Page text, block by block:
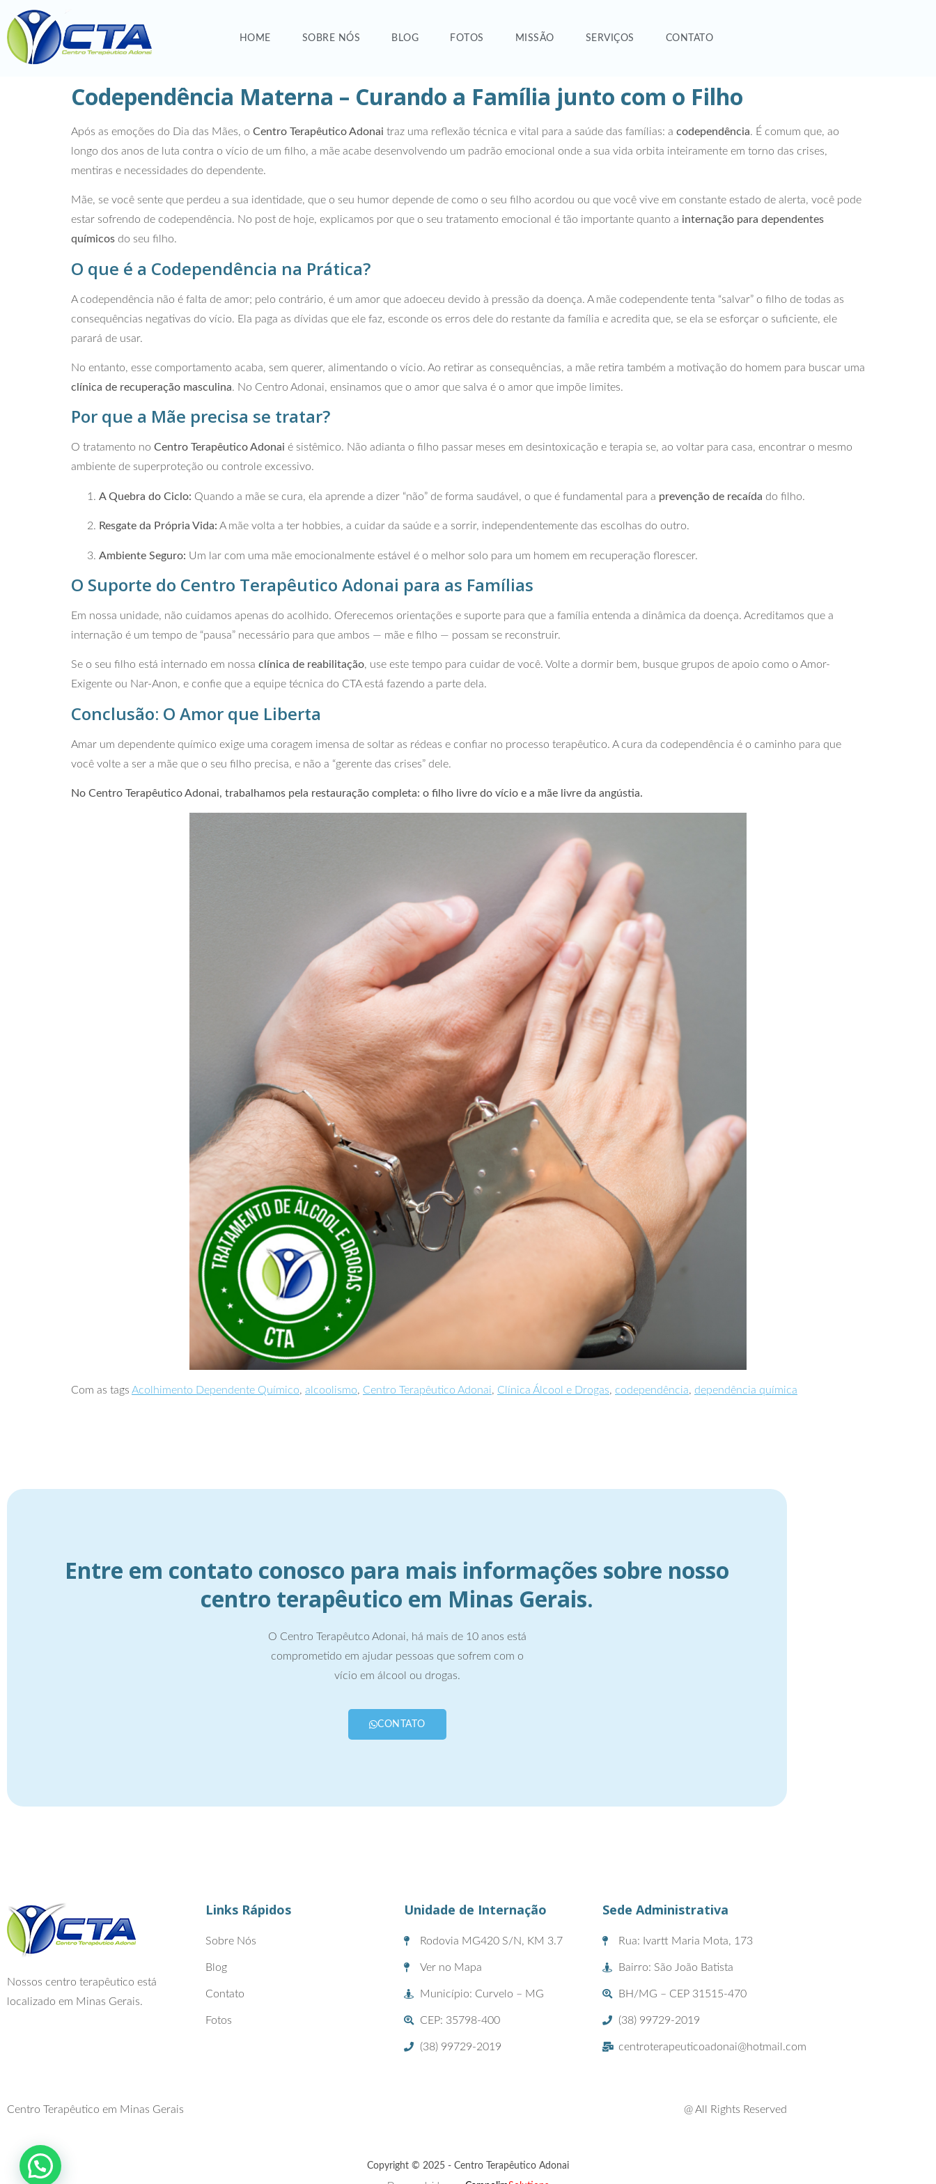
HOME SOBRE NÓS BLOG FOTOS MISSÃO SERVIÇOS CONTATO
Codependência Materna – Curando a Família junto com o Filho
Após as emoções do Dia das Mães, o Centro Terapêutico Adonai traz uma reflexão técnica e vital para a saúde das famílias: a codependência. É comum que, ao
longo dos anos de luta contra o vício de um filho, a mãe acabe desenvolvendo um padrão emocional onde a sua vida orbita inteiramente em torno das crises,
mentiras e necessidades do dependente.
Mãe, se você sente que perdeu a sua identidade, que o seu humor depende de como o seu filho acordou ou que você vive em constante estado de alerta, você pode
estar sofrendo de codependência. No post de hoje, explicamos por que o seu tratamento emocional é tão importante quanto a internação para dependentes
químicos do seu filho.
O que é a Codependência na Prática?
A codependência não é falta de amor; pelo contrário, é um amor que adoeceu devido à pressão da doença. A mãe codependente tenta “salvar” o filho de todas as
consequências negativas do vício. Ela paga as dívidas que ele faz, esconde os erros dele do restante da família e acredita que, se ela se esforçar o suficiente, ele
parará de usar.
No entanto, esse comportamento acaba, sem querer, alimentando o vício. Ao retirar as consequências, a mãe retira também a motivação do homem para buscar uma
clínica de recuperação masculina. No Centro Adonai, ensinamos que o amor que salva é o amor que impõe limites.
Por que a Mãe precisa se tratar?
O tratamento no Centro Terapêutico Adonai é sistêmico. Não adianta o filho passar meses em desintoxicação e terapia se, ao voltar para casa, encontrar o mesmo
ambiente de superproteção ou controle excessivo.
A Quebra do Ciclo: Quando a mãe se cura, ela aprende a dizer “não” de forma saudável, o que é fundamental para a prevenção de recaída do filho.
Resgate da Própria Vida: A mãe volta a ter hobbies, a cuidar da saúde e a sorrir, independentemente das escolhas do outro.
Ambiente Seguro: Um lar com uma mãe emocionalmente estável é o melhor solo para um homem em recuperação florescer.
O Suporte do Centro Terapêutico Adonai para as Famílias
Em nossa unidade, não cuidamos apenas do acolhido. Oferecemos orientações e suporte para que a família entenda a dinâmica da doença. Acreditamos que a
internação é um tempo de “pausa” necessário para que ambos — mãe e filho — possam se reconstruir.
Se o seu filho está internado em nossa clínica de reabilitação, use este tempo para cuidar de você. Volte a dormir bem, busque grupos de apoio como o Amor-
Exigente ou Nar-Anon, e confie que a equipe técnica do CTA está fazendo a parte dela.
Conclusão: O Amor que Liberta
Amar um dependente químico exige uma coragem imensa de soltar as rédeas e confiar no processo terapêutico. A cura da codependência é o caminho para que
você volte a ser a mãe que o seu filho precisa, e não a “gerente das crises” dele.
No Centro Terapêutico Adonai, trabalhamos pela restauração completa: o filho livre do vício e a mãe livre da angústia.
Com as tags Acolhimento Dependente Químico, alcoolismo, Centro Terapêutico Adonai, Clínica Álcool e Drogas, codependência, dependência química
Entre em contato conosco para mais informações sobre nosso
centro terapêutico em Minas Gerais.
O Centro Terapêutco Adonai, há mais de 10 anos está
comprometido em ajudar pessoas que sofrem com o
vício em álcool ou drogas.
CONTATO
Nossos centro terapêutico está
localizado em Minas Gerais.
Links Rápidos
Sobre Nós
Blog
Contato
Fotos
Unidade de Internação
Rodovia MG420 S/N, KM 3.7
Ver no Mapa
Município: Curvelo – MG
CEP: 35798-400
(38) 99729-2019
Sede Administrativa
Rua: Ivartt Maria Mota, 173
Bairro: São João Batista
BH/MG – CEP 31515-470
(38) 99729-2019
centroterapeuticoadonai@hotmail.com
Centro Terapêutico em Minas Gerais @ All Rights Reserved
Copyright © 2025 - Centro Terapêutico Adonai